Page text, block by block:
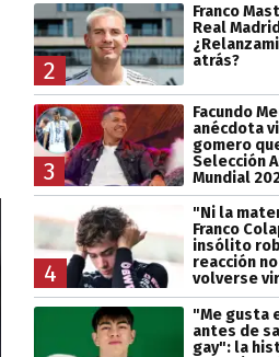
2
Franco
Real
atrás?
3
Facundo
anécdota
gomero
Selección
Mundial
4
"Ni la
Franco
insólito
reacción
volverse
"Me gusta
antes de
gay": la